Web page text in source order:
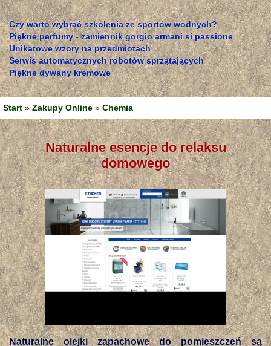
Czy warto wybrać szkolenia ze sportów wodnych?
Piękne perfumy - zamiennik gorgio armani si passione
Unikatowe wzory na przedmiotach
Serwis automatycznych robotów sprzątających
Piękne dywany kremowe
Start » Zakupy Online » Chemia
Naturalne esencje do relaksu
domowego
Naturalne olejki zapachowe do pomieszczeń są